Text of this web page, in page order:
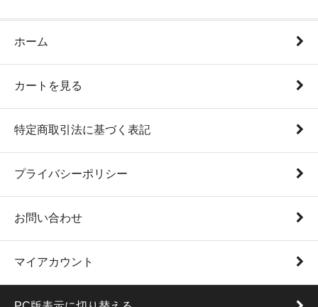
ホーム
カートを見る
特定商取引法に基づく表記
プライバシーポリシー
お問い合わせ
マイアカウント